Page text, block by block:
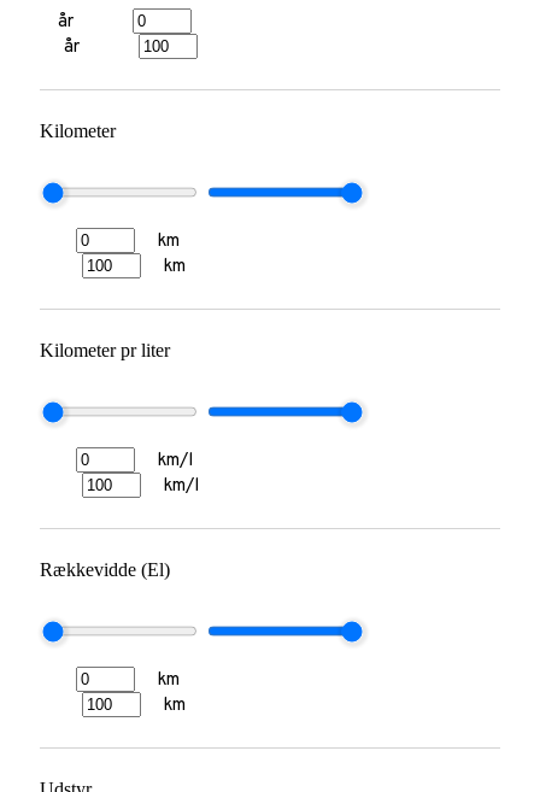
år
år
Kilometer
km
km
Kilometer pr liter
km/l
km/l
Rækkevidde (El)
km
km